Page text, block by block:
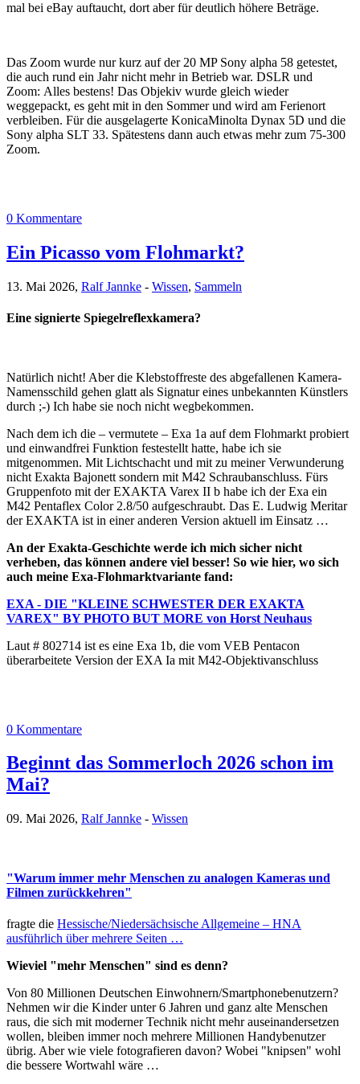
mal bei eBay auftaucht, dort aber für deutlich höhere Beträge.
Das Zoom wurde nur kurz auf der 20 MP Sony alpha 58 getestet,
die auch rund ein Jahr nicht mehr in Betrieb war. DSLR und
Zoom: Alles bestens! Das Objekiv wurde gleich wieder
weggepackt, es geht mit in den Sommer und wird am Ferienort
verbleiben. Für die ausgelagerte KonicaMinolta Dynax 5D und die
Sony alpha SLT 33. Spätestens dann auch etwas mehr zum 75-300
Zoom.
0 Kommentare
Ein Picasso vom Flohmarkt?
13. Mai 2026, Ralf Jannke - Wissen, Sammeln
Eine signierte Spiegelreflexkamera?
Natürlich nicht! Aber die Klebstoffreste des abgefallenen Kamera-
Namensschild gehen glatt als Signatur eines unbekannten Künstlers
durch ;-) Ich habe sie noch nicht wegbekommen.
Nach dem ich die – vermutete – Exa 1a auf dem Flohmarkt probiert
und einwandfrei Funktion festestellt hatte, habe ich sie
mitgenommen. Mit Lichtschacht und mit zu meiner Verwunderung
nicht Exakta Bajonett sondern mit M42 Schraubanschluss. Fürs
Gruppenfoto mit der EXAKTA Varex II b habe ich der Exa ein
M42 Pentaflex Color 2.8/50 aufgeschraubt. Das E. Ludwig Meritar
der EXAKTA ist in einer anderen Version aktuell im Einsatz …
An der Exakta-Geschichte werde ich mich sicher nicht
verheben, das können andere viel besser! So wie hier, wo sich
auch meine Exa-Flohmarktvariante fand:
EXA - DIE "KLEINE SCHWESTER DER EXAKTA
VAREX" BY PHOTO BUT MORE von Horst Neuhaus
Laut # 802714 ist es eine Exa 1b, die vom VEB Pentacon
überarbeitete Version der EXA Ia mit M42-Objektivanschluss
0 Kommentare
Beginnt das Sommerloch 2026 schon im
Mai?
09. Mai 2026, Ralf Jannke - Wissen
"Warum immer mehr Menschen zu analogen Kameras und
Filmen zurückkehren"
fragte die Hessische/Niedersächsische Allgemeine – HNA
ausführlich über mehrere Seiten …
Wieviel "mehr Menschen" sind es denn?
Von 80 Millionen Deutschen Einwohnern/Smartphonebenutzern?
Nehmen wir die Kinder unter 6 Jahren und ganz alte Menschen
raus, die sich mit moderner Technik nicht mehr auseinandersetzen
wollen, bleiben immer noch mehrere Millionen Handybenutzer
übrig. Aber wie viele fotografieren davon? Wobei "knipsen" wohl
die bessere Wortwahl wäre …